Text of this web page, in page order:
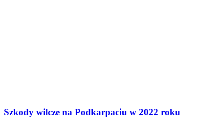
Szkody wilcze na Podkarpaciu w 2022 roku